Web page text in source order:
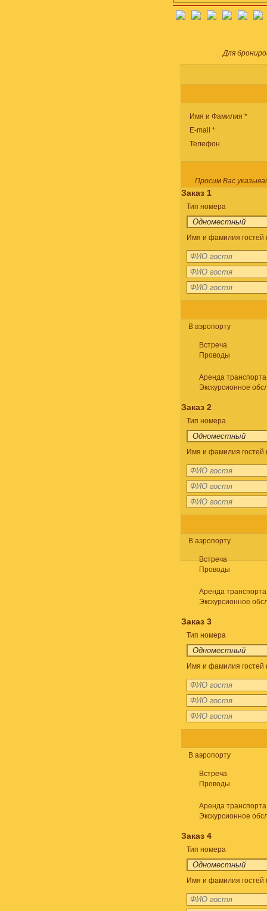
Для
Имя и Фамилия *
E-mail *
Телефон
Просим Вас
Заказ 1
Тип номера
Имя и фамилия гостей
В аэропорту
Встреча
Проводы
Аренда транспорта
Экскурсионное
Заказ 2
Тип номера
Имя и фамилия гостей
В аэропорту
Встреча
Проводы
Аренда транспорта
Экскурсионное
Заказ 3
Тип номера
Имя и фамилия гостей
В аэропорту
Встреча
Проводы
Аренда транспорта
Экскурсионное
Заказ 4
Тип номера
Имя и фамилия гостей